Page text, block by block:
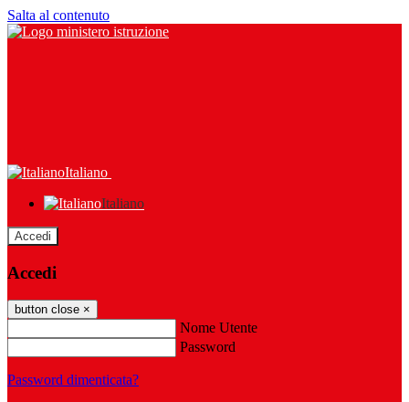
Salta al contenuto
Italiano
Italiano
Accedi
Accedi
button close ×
Nome Utente
Password
Password dimenticata?